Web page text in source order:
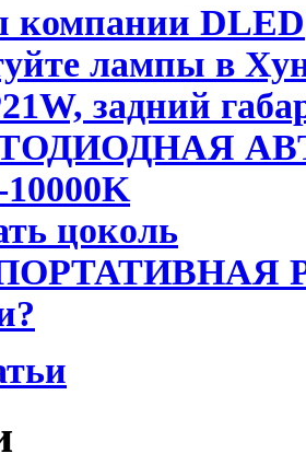
компании DLED
лампы в
задний
цоколь